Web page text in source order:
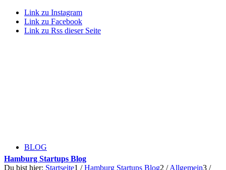
Link zu Instagram
Link zu Facebook
Link zu Rss dieser Seite
BLOG
Hamburg Startups Blog
Du bist hier: Startseite1 / Hamburg Startups Blog2 / Allgemein3 /